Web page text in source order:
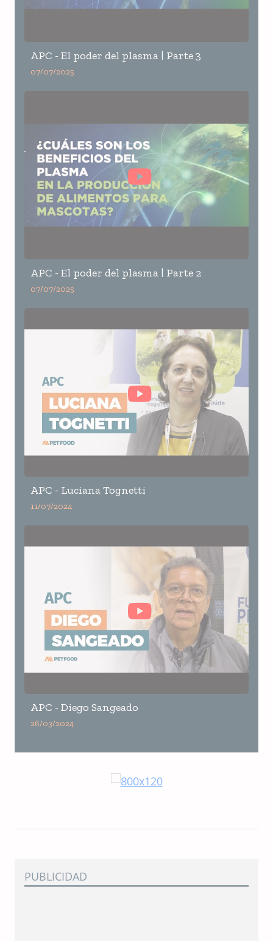
APC - El poder del plasma | Parte 3
07/07/2025
APC - El poder del plasma | Parte 2
07/07/2025
APC - Luciana Tognetti
11/07/2024
APC - Diego Sangeado
26/03/2024
PUBLICIDAD